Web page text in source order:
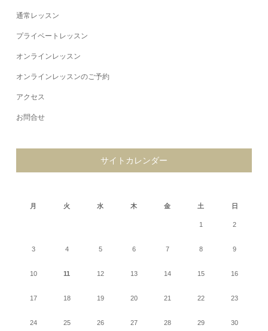
通常レッスン
プライベートレッスン
オンラインレッスン
オンラインレッスンのご予約
アクセス
お問合せ
サイトカレンダー
月
火 水 木 金 土 日
1 2
3 4 5 6 7 8 9
10 11 12 13 14 15 16
17 18 19 20 21 22 23
24 25 26 27 28 29 30